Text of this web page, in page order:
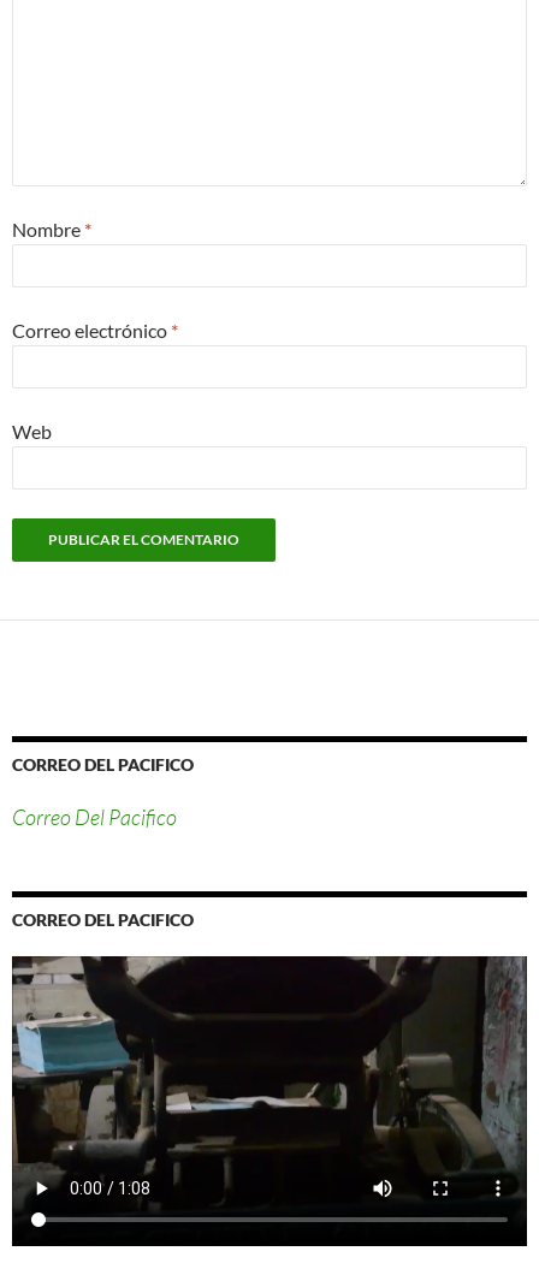
Nombre *
Correo electrónico *
Web
CORREO DEL PACIFICO
Correo Del Pacifico
CORREO DEL PACIFICO